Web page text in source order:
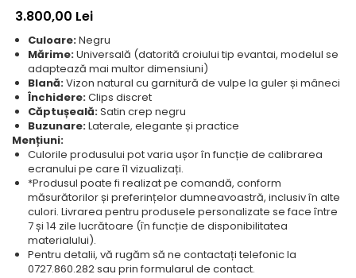
3.800,00 Lei
Culoare:Negru
Mărime:Universală (datorită croiului tip evantai, modelul se
adaptează mai multor dimensiuni)
Blană:Vizon natural cu garnitură de vulpe la guler și mâneci
Închidere:Clips discret
Căptușeală:Satin crep negru
Buzunare:Laterale, elegante și practice
Mențiuni:
Culorile produsului pot varia ușor în funcție de calibrarea
ecranului pe care îl vizualizați.
*Produsul poate fi realizat pe comandă, conform
măsurătorilor și preferințelor dumneavoastră, inclusiv în alte
culori. Livrarea pentru produsele personalizate se face între
7 și 14 zile lucrătoare (în funcție de disponibilitatea
materialului).
Pentru detalii, vă rugăm să ne contactați telefonic la
0727.860.282 sau prin formularul de contact.